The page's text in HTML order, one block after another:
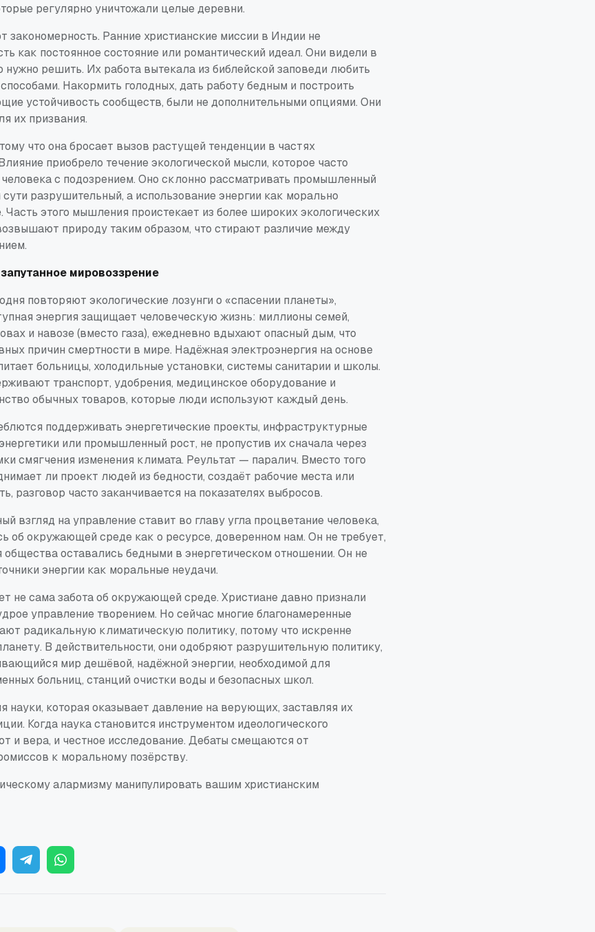
регулярно уничтожали целые деревни.
Ранние христианские миссии в Индии не
как постоянное состояние или романтический идеал. Они видели в
нужно решить. Их работа вытекала из библейской заповеди любить
Накормить голодных, дать работу бедным и построить
устойчивость сообществ, были не дополнительными опциями. Они
их призвания.
что она бросает вызов растущей тенденции в частях
приобрело течение экологической мысли, которое часто
с подозрением. Оно склонно рассматривать промышленный
разрушительный, а использование энергии как морально
Часть этого мышления проистекает из более широких экологических
природу таким образом, что стирают различие между
мировоззрение
повторяют экологические лозунги о «спасении планеты»,
энергия защищает человеческую жизнь: миллионы семей,
и навозе (вместо газа), ежедневно вдыхают опасный дым, что
причин смертности в мире. Надёжная электроэнергия на основе
больницы, холодильные установки, системы санитарии и школы.
транспорт, удобрения, медицинское оборудование и
обычных товаров, которые люди используют каждый день.
поддерживать энергетические проекты, инфраструктурные
или промышленный рост, не пропустив их сначала через
смягчения изменения климата. Реультат — паралич. Вместо того
ли проект людей из бедности, создаёт рабочие места или
разговор часто заканчивается на показателях выбросов.
взгляд на управление ставит во главу угла процветание человека,
об окружающей среде как о ресурсе, доверенном нам. Он не требует,
оставались бедными в энергетическом отношении. Он не
энергии как моральные неудачи.
не сама забота об окружающей среде. Христиане давно признали
управление творением. Но сейчас многие благонамеренные
радикальную климатическую политику, потому что искренне
В действительности, они одобряют разрушительную политику,
мир дешёвой, надёжной энергии, необходимой для
больниц, станций очистки воды и безопасных школ.
науки, которая оказывает давление на верующих, заставляя их
Когда наука становится инструментом идеологического
и вера, и честное исследование. Дебаты смещаются от
к моральному позёрству.
алармизму манипулировать вашим христианским